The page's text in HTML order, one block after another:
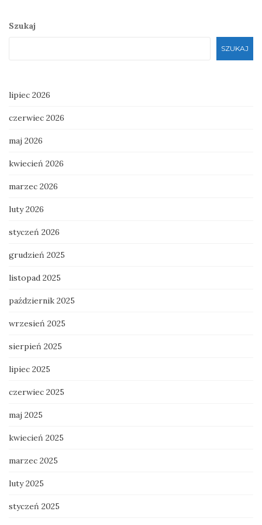
Szukaj
SZUKAJ
lipiec 2026
czerwiec 2026
maj 2026
kwiecień 2026
marzec 2026
luty 2026
styczeń 2026
grudzień 2025
listopad 2025
październik 2025
wrzesień 2025
sierpień 2025
lipiec 2025
czerwiec 2025
maj 2025
kwiecień 2025
marzec 2025
luty 2025
styczeń 2025